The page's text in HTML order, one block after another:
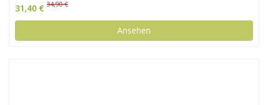
31,40 € 34,90 €
Ansehen